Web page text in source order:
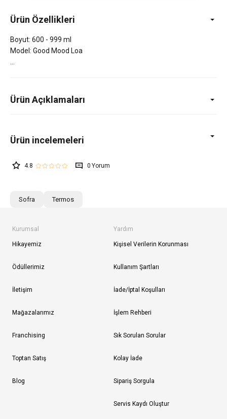
Ürün Özellikleri
Boyut: 600 - 999 ml
Model: Good Mood Loa
Ürün Açıklamaları
4.8 0
Sofra Termos
Kurumsal
Hikayemiz
Ödüllerimiz
İletişim
Mağazalarımız
Franchising
Toptan Satış
Blog
Yardım
Kişisel Verilerin Korunması
Kullanım Şartları
İade/İptal Koşulları
İşlem Rehberi
Sık Sorulan Sorular
Kolay İade
Sipariş Sorgula
Servis Kaydı Oluştur